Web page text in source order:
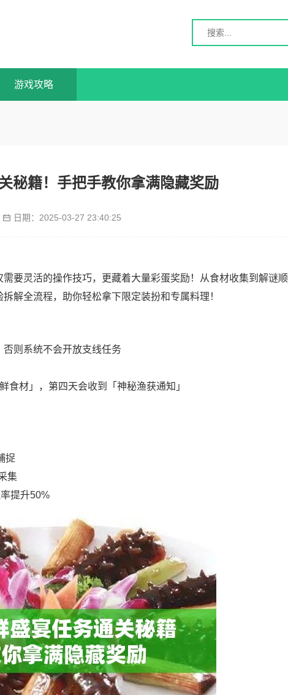
游戏攻略
秘籍！手把手教你拿满隐藏奖励
日期： 2025-03-27 23:40:25
要灵活的操作技巧，更藏着大量彩蛋奖励！从食材收集到解谜顺
解全流程，助你轻松拿下限定装扮和专属料理！
否则系统不会开放支线任务
食材」，第四天会收到「神秘渔获通知」
捉
集
提升50%